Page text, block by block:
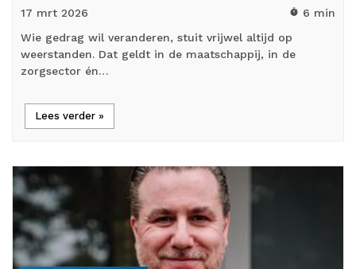
17 mrt 2026 timer 6 min
Wie gedrag wil veranderen, stuit vrijwel altijd op
weerstanden. Dat geldt in de maatschappij, in de
zorgsector én…
Lees verder »